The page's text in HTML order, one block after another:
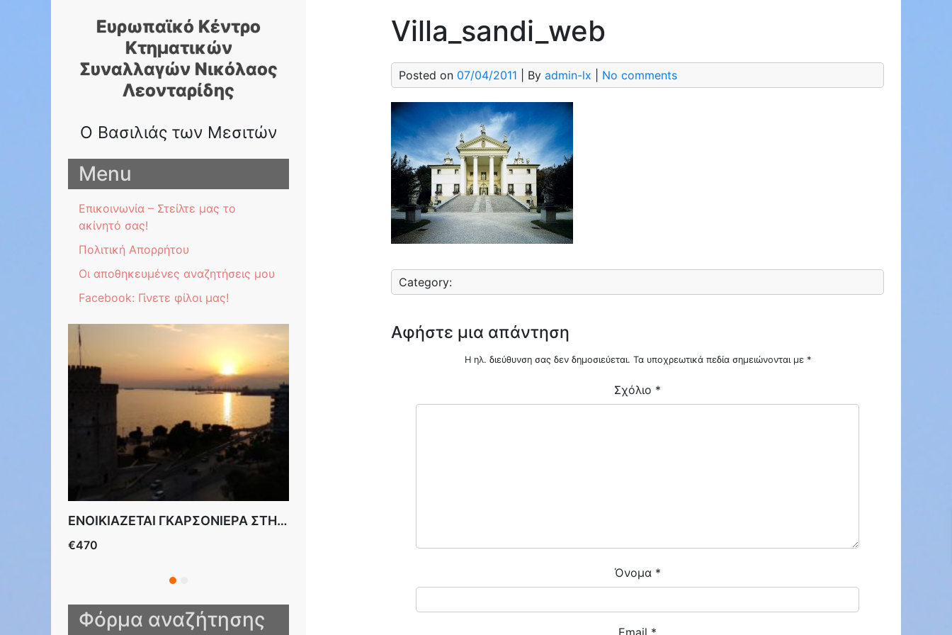
Ευρωπαϊκό Κέντρο
Κτηματικών
Συναλλαγών Nικόλαος
Λεονταρίδης
Ο Βασιλιάς των Μεσιτών
Menu
Επικοινωνία – Στείλτε μας το
ακίνητό σας!
Πολιτική Απορρήτου
Οι αποθηκευμένες αναζητήσεις μου
Facebook: Γίνετε φίλοι μας!
ENOIKIAZETAI ΓΚΑΡΣΟΝΙΕΡΑ ΣΤΗΝ ΜΠΟΤΣΑΡΗ ΕΠΙΠΛΩΜΕΝΗ
€470 €470 €300
Φόρμα αναζήτησης
Villa_sandi_web
Posted on 07/04/2011 | By admin-lx No comments
Category:
Αφήστε μια απάντηση
Η ηλ. διεύθυνση σας δεν δημοσιεύεται. Τα υποχρεωτικά πεδία σημειώνονται με *
Σχόλιο *
Όνομα *
Email *